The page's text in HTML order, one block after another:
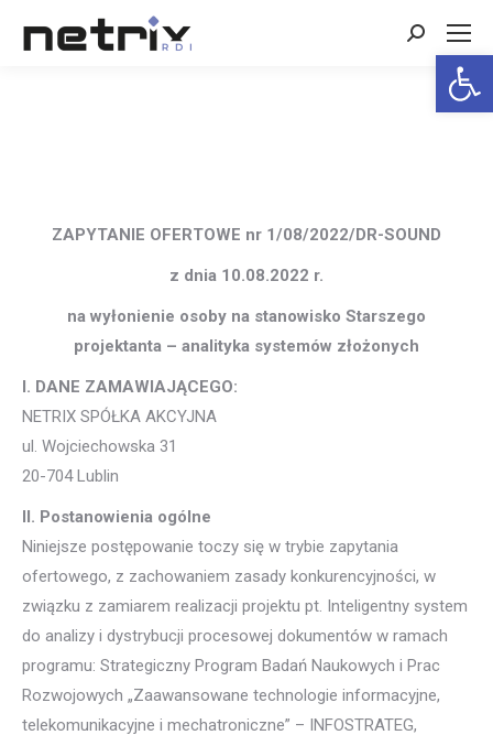
Search:
ZAPYTANIE OFERTOWE nr 1/08/2022/DR-SOUND
z dnia 10.08.2022 r.
na wyłonienie osoby na stanowisko Starszego
projektanta – analityka systemów złożonych
I. DANE ZAMAWIAJĄCEGO:
NETRIX SPÓŁKA AKCYJNA
ul. Wojciechowska 31
20-704 Lublin
II. Postanowienia ogólne
Niniejsze postępowanie toczy się w trybie zapytania
ofertowego, z zachowaniem zasady konkurencyjności, w
związku z zamiarem realizacji projektu pt. Inteligentny system
do analizy i dystrybucji procesowej dokumentów w ramach
programu: Strategiczny Program Badań Naukowych i Prac
Rozwojowych „Zaawansowane technologie informacyjne,
telekomunikacyjne i mechatroniczne” – INFOSTRATEG,